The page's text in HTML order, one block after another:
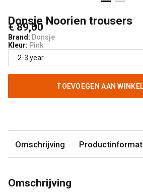
Donsje Noorien trousers
€ 89,00
Brand: Donsje
Kleur: Pink
TOEVOEGEN AAN
Omschrijving
Omschrijving